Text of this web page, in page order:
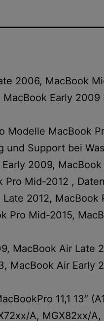
2006, MacBook
Early 2009
Modelle MacBook
und Support bei
2009,
Pro Mid-2012 ,
2012, MacBook
Pro Mid-2015,
MacBook Air Late
MacBook Air Early
11,1 13″
A, MGX82xx/